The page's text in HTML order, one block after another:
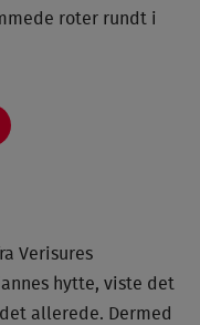
roter rundt i
Verisures
hytte, viste det
allerede. Dermed